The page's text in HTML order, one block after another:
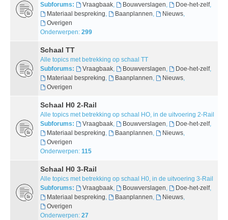
Subforums:
Vraagbaak, Bouwverslagen, Doe-het-zelf,
Materiaal bespreking, Baanplannen, Nieuws,
Overigen
Onderwerpen: 299
Schaal TT
Alle topics met betrekking op schaal TT
Subforums:
Vraagbaak, Bouwverslagen, Doe-het-zelf,
Materiaal bespreking, Baanplannen, Nieuws,
Overigen
Schaal H0 2-Rail
Alle topics met betrekking op schaal HO, in de uitvoering 2-Rail
Subforums:
Vraagbaak, Bouwverslagen, Doe-het-zelf,
Materiaal bespreking, Baanplannen, Nieuws,
Overigen
Onderwerpen: 115
Schaal H0 3-Rail
Alle topics met betrekking op schaal H0, in de uitvoering 3-Rail
Subforums:
Vraagbaak, Bouwverslagen, Doe-het-zelf,
Materiaal bespreking, Baanplannen, Nieuws,
Overigen
Onderwerpen: 27